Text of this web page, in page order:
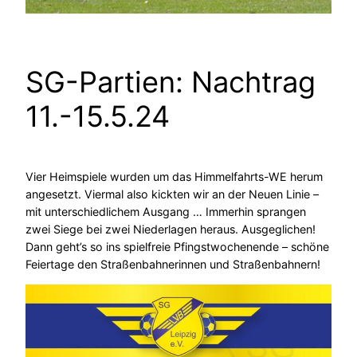
SG-Partien: Nachtrag
11.-15.5.24
Vier Heimspiele wurden um das Himmelfahrts-WE herum
angesetzt. Viermal also kickten wir an der Neuen Linie –
mit unterschiedlichem Ausgang … Immerhin sprangen
zwei Siege bei zwei Niederlagen heraus. Ausgeglichen!
Dann geht’s so ins spielfreie Pfingstwochenende – schöne
Feiertage den Straßenbahnerinnen und Straßenbahnern!